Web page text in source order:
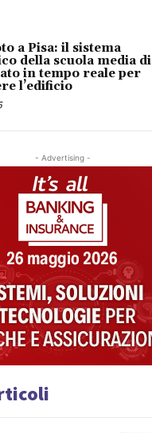
a Pisa: il sistema
della scuola media di
in tempo reale per
l’edificio
- Advertising -